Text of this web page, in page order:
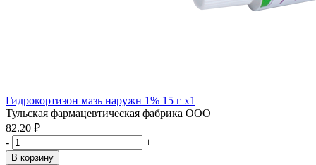
Гидрокортизон мазь наружн 1% 15 г x1
Тульская фармацевтическая фабрика ООО
82.20 ₽
-
+
В корзину